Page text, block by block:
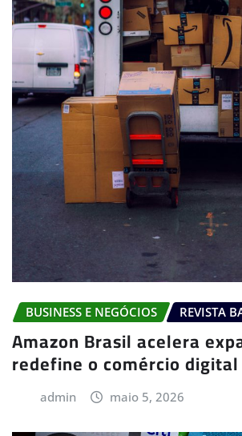
BUSINESS E NEGÓCIOS REVISTA
Amazon Brasil acelera
redefine o comércio
admin maio 5, 2026